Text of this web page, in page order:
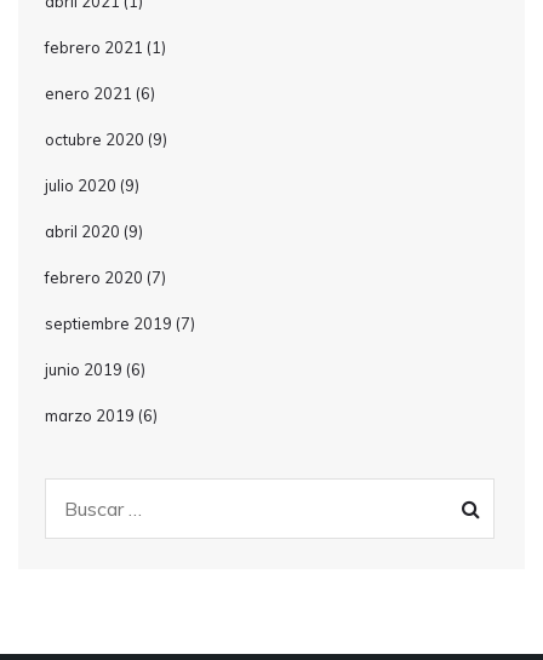
febrero 2021 (1)
enero 2021 (6)
octubre 2020 (9)
julio 2020 (9)
abril 2020 (9)
febrero 2020 (7)
septiembre 2019 (7)
junio 2019 (6)
marzo 2019 (6)